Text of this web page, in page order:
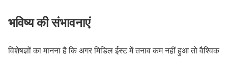
भविष्य की संभावनाएं
विशेषज्ञों का मानना है कि अगर मिडिल ईस्ट में तनाव कम नहीं हुआ तो वैश्विक